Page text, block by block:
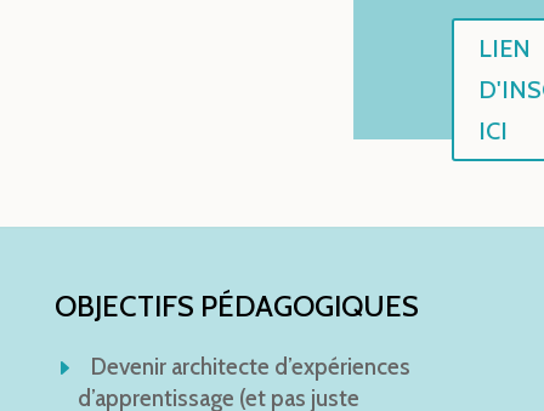
LIEN
ICI
OBJECTIFS PÉDAGOGIQUES
Devenir architecte d’expériences
d’apprentissage (et pas juste